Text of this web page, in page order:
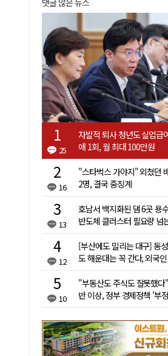
댓글 많은 뉴스
25
자발적 퇴사 청년도 실업
애 1회, 월 최대 100만원
16
"스타벅스 가야지" 외쳤던
2명, 결국 중징계
13
호남서 백지화된 댐 6곳
반도체 클러스터 필요량 넘
12
[부산에도 밀리는 대구] 동
도 해운대는 꼭 간다, 외국
10
"부동산도 주식도 잘못했
반 이상, 정부 경제정책 '부